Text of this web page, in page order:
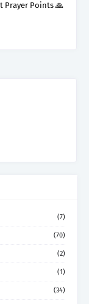
Prayer Points 🙏
(7)
(70)
(2)
(1)
(34)